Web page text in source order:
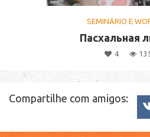
SEMINÁRIO E
Пасхальная
4
Compartilhe com amigos: